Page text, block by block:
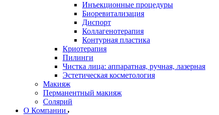
Инъекционные процедуры
Биоревитализация
Диспорт
Коллагенотерапия
Контурная пластика
Криотерапия
Пилинги
Чистка лица: аппаратная, ручная, лазерная
Эстетическая косметология
Макияж
Перманентный макияж
Солярий
О Компании